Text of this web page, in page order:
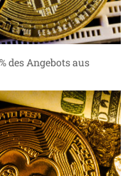
des Angebots aus